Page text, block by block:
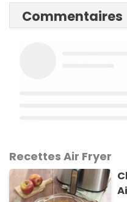
Commentaires
Recettes Air Fryer